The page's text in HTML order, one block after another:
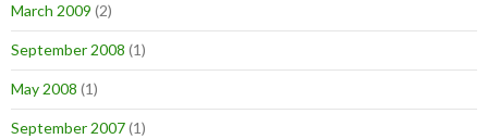
March 2009 (2)
September 2008 (1)
May 2008 (1)
September 2007(1)